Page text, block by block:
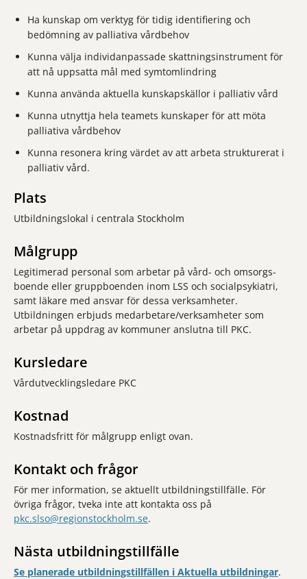
Ha kunskap om verktyg för tidig identifiering och
bedömning av palliativa vårdbehov
Kunna välja individanpassade skattningsinstrument för
att nå uppsatta mål med symtomlindring
Kunna använda aktuella kunskapskällor i palliativ vård
Kunna utnyttja hela teamets kunskaper för att möta
palliativa vårdbehov
Kunna resonera kring värdet av att arbeta strukturerat i
palliativ vård.
Plats
Utbildningslokal i centrala Stockholm
Målgrupp
Legitimerad personal som arbetar på vård- och omsorgs-
boende eller gruppboenden inom LSS och socialpsykiatri,
samt läkare med ansvar för dessa verksamheter.
Utbildningen erbjuds medarbetare/verksamheter som
arbetar på uppdrag av kommuner anslutna till PKC.
Kursledare
Vårdutvecklingsledare PKC
Kostnad
Kostnadsfritt för målgrupp enligt ovan.
Kontakt och frågor
För mer information, se aktuellt utbildningstillfälle. För
övriga frågor, tveka inte att kontakta oss på
pkc.slso@regionstockholm.se.
Nästa utbildningstillfälle
Se planerade utbildningstillfällen i Aktuella utbildningar.